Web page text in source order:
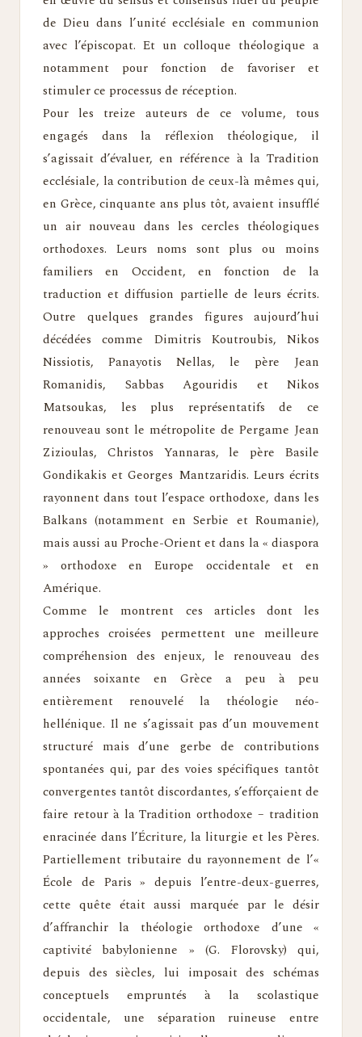
de Dieu dans l’unité ecclésiale en communion
avec l’épiscopat. Et un colloque théologique a
notamment pour fonction de favoriser et
stimuler ce processus de réception.
Pour les treize auteurs de ce volume, tous
engagés dans la réflexion théologique, il
s’agissait d’évaluer, en référence à la Tradition
ecclésiale, la contribution de ceux-là mêmes qui,
en Grèce, cinquante ans plus tôt, avaient insufflé
un air nouveau dans les cercles théologiques
orthodoxes. Leurs noms sont plus ou moins
familiers en Occident, en fonction de la
traduction et diffusion partielle de leurs écrits.
Outre quelques grandes figures aujourd’hui
décédées comme Dimitris Koutroubis, Nikos
Nissiotis, Panayotis Nellas, le père Jean
Romanidis, Sabbas Agouridis et Nikos
Matsoukas, les plus représentatifs de ce
renouveau sont le métropolite de Pergame Jean
Zizioulas, Christos Yannaras, le père Basile
Gondikakis et Georges Mantzaridis. Leurs écrits
rayonnent dans tout l’espace orthodoxe, dans les
Balkans (notamment en Serbie et Roumanie),
mais aussi au Proche-Orient et dans la « diaspora
» orthodoxe en Europe occidentale et en
Amérique.
Comme le montrent ces articles dont les
approches croisées permettent une meilleure
compréhension des enjeux, le renouveau des
années soixante en Grèce a peu à peu
entièrement renouvelé la théologie néo-
hellénique. Il ne s’agissait pas d’un mouvement
structuré mais d’une gerbe de contributions
spontanées qui, par des voies spécifiques tantôt
convergentes tantôt discordantes, s’efforçaient de
faire retour à la Tradition orthodoxe – tradition
enracinée dans l’Écriture, la liturgie et les Pères.
Partiellement tributaire du rayonnement de l’«
École de Paris » depuis l’entre-deux-guerres,
cette quête était aussi marquée par le désir
d’affranchir la théologie orthodoxe d’une «
captivité babylonienne » (G. Florovsky) qui,
depuis des siècles, lui imposait des schémas
conceptuels empruntés à la scolastique
occidentale, une séparation ruineuse entre